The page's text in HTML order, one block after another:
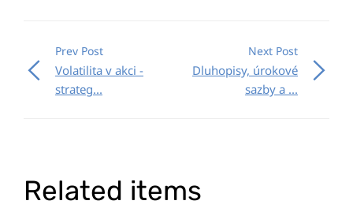
Prev Post
Volatilita v akci -
strateg...
Next Post
Dluhopisy, úrokové
sazby a ...
Related items